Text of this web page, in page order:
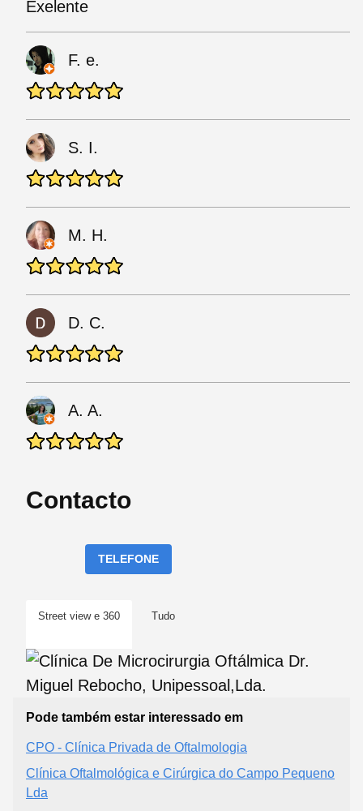
Exelente
F. e.
S. I.
M. H.
D. C.
A. A.
Contacto
TELEFONE
Street view e 360 Tudo
Pode também estar interessado em
CPO - Clínica Privada de Oftalmologia
Clínica Oftalmológica e Cirúrgica do Campo Pequeno
Lda